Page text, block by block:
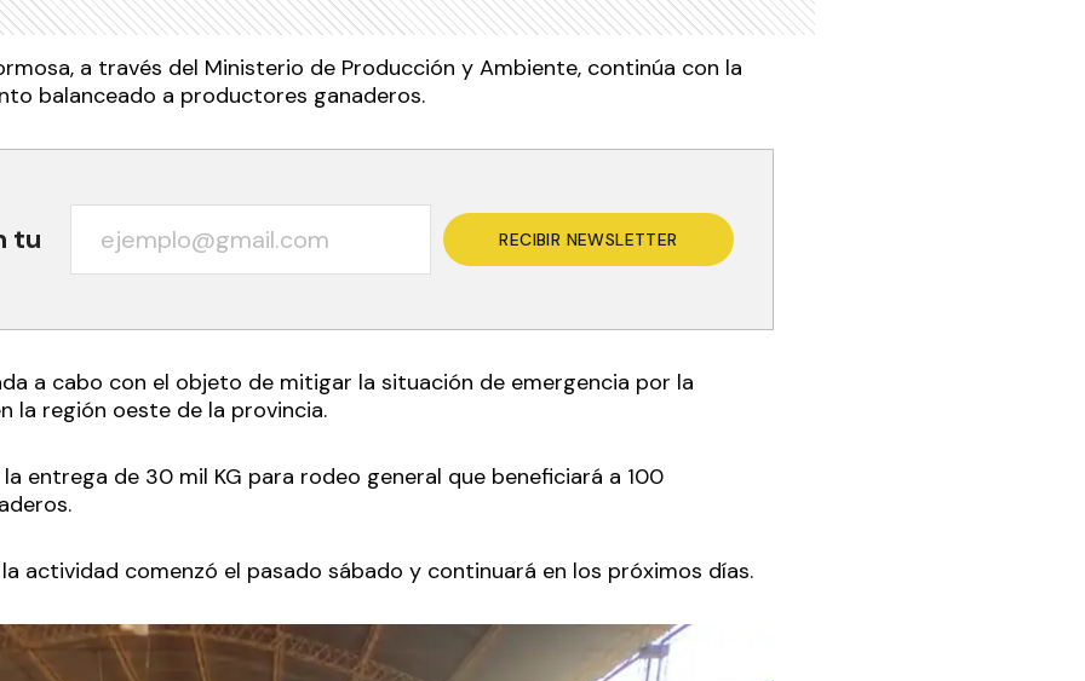
a través del Ministerio de Producción y Ambiente, continúa con la
balanceado a productores ganaderos.
tu RECIBIR NEWSLETTER
a cabo con el objeto de mitigar la situación de emergencia por la
la región oeste de la provincia.
entrega de 30 mil KG para rodeo general que beneficiará a 100
actividad comenzó el pasado sábado y continuará en los próximos días.